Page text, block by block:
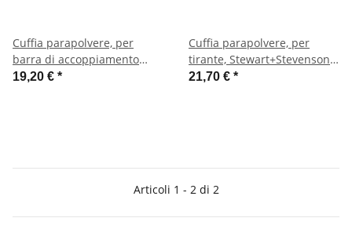
Cuffia parapolvere, per
barra di accoppiamento
sterzo, Stewart+Stevenson
19,20 € *
Cuffia parapolvere, per
tirante, Stewart+Stevenson
M1078
21,70 € *
Articoli 1 - 2 di 2